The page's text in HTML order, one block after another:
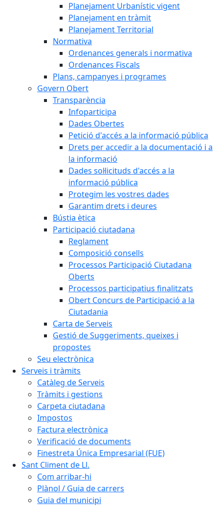
Planejament Urbanístic vigent
Planejament en tràmit
Planejament Territorial
Normativa
Ordenances generals i normativa
Ordenances Fiscals
Plans, campanyes i programes
Govern Obert
Transparència
Infoparticipa
Dades Obertes
Petició d'accés a la informació pública
Drets per accedir a la documentació i a
la informació
Dades sol·licituds d'accés a la
informació pública
Protegim les vostres dades
Garantim drets i deures
Bústia ètica
Participació ciutadana
Reglament
Composició consells
Processos Participació Ciutadana
Oberts
Processos participatius finalitzats
Obert Concurs de Participació a la
Ciutadania
Carta de Serveis
Gestió de Suggeriments, queixes i
propostes
Seu electrònica
Serveis i tràmits
Catàleg de Serveis
Tràmits i gestions
Carpeta ciutadana
Impostos
Factura electrònica
Verificació de documents
Finestreta Única Empresarial (FUE)
Sant Climent de Ll.
Com arribar-hi
Plànol / Guia de carrers
Guia del municipi